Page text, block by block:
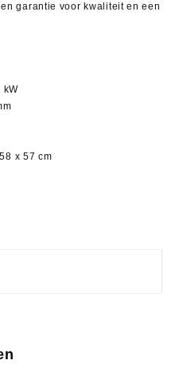
garantie voor kwaliteit en een
kW
x 57 cm